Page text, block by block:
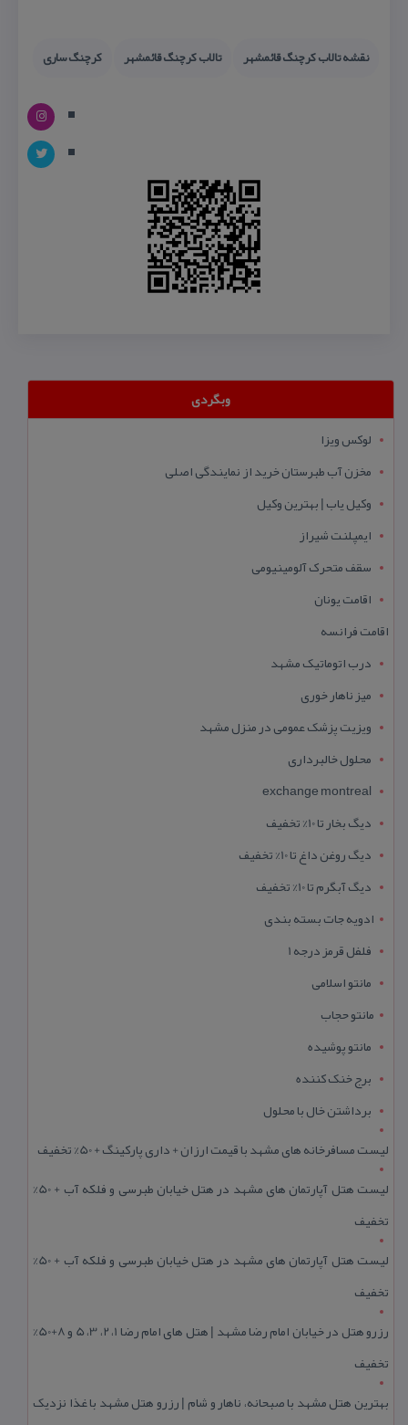
نقشه تالاب كرچنگ قائمشهر تالاب كرچنگ قائمشهر كرچنگ ساری
وبگردی
لوکس ویزا
مخزن آب طبرستان خرید از نمایندگی اصلی
وکیل یاب | بهترین وکیل
ایمپلنت شیراز
سقف متحرک آلومینیومی
اقامت یونان
اقامت فرانسه
درب اتوماتیک مشهد
میز ناهار خوری
ویزیت پزشک عمومی در منزل مشهد
محلول خالبرداری
exchange montreal
دیگ بخار تا 10% تخفیف
دیگ روغن داغ تا 10% تخفیف
دیگ آبگرم تا 10% تخفیف
ادویه جات بسته بندی
فلفل قرمز درجه 1
مانتو اسلامی
مانتو حجاب
مانتو پوشیده
برج خنک کننده
برداشتن خال با محلول
لیست مسافرخانه های مشهد با قیمت ارزان + داری پارکینگ + 50% تخفیف
لیست هتل آپارتمان های مشهد در هتل خیابان طبرسی و فلکه آب + 50%
تخفیف
لیست هتل آپارتمان های مشهد در هتل خیابان طبرسی و فلکه آب + 50%
تخفیف
رزرو هتل در خیابان امام رضا مشهد | هتل‌ های امام رضا 1، 2، 3، 5 و 8+50%
تخفیف
بهترین هتل مشهد با صبحانه، ناهار و شام | رزرو هتل مشهد با غذا نزدیک